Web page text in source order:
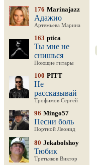
176 Marinajazz
Адажио
Артемьева Марина
163 ptica
Ты мне не
снишься
Поющие гитары
100 PITT
Не
рассказывай
Трофимов Сергей
96 Mingo57
Песни боль
Портной Леонид
80 Jekabolshoy
Тюбик
Третьяков Виктор